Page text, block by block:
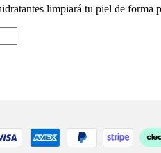
limpiará tu piel de